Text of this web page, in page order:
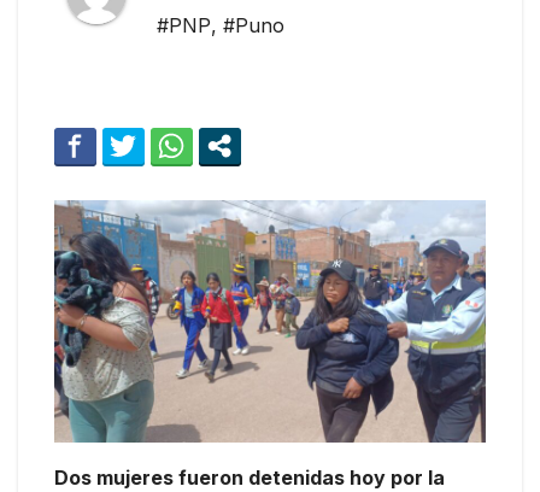
#PNP, #Puno
Dos mujeres fueron detenidas hoy por la